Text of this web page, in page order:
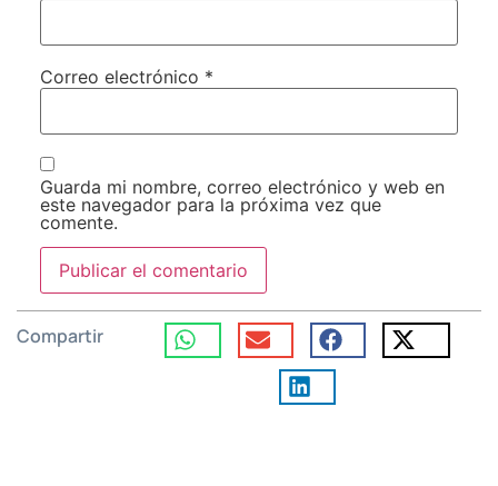
Correo electrónico *
Guarda mi nombre, correo electrónico y web en
este navegador para la próxima vez que
comente.
Compartir